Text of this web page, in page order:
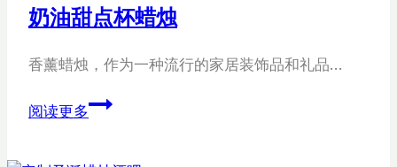
蜡
奶油甜点杯蜡烛
香薰蜡烛，作为一种流行的家居装饰品和礼品…
阅读更多奶